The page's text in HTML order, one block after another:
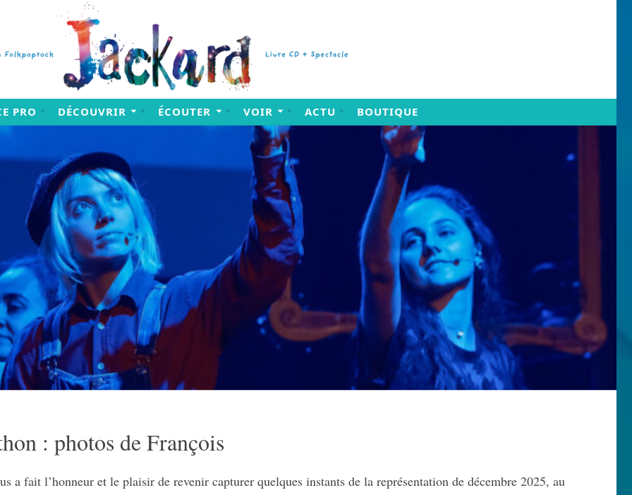
PRO DÉCOUVRIR ÉCOUTER VOIR ACTU BOUTIQUE
: photos de François
a fait l’honneur et le plaisir de revenir capturer quelques instants de la représentation de décembre 2025, au